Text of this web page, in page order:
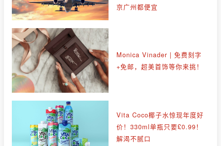
京广州都便宜
Monica Vinader | 免费刻字
+免邮，超美首饰等你来挑！
Vita Coco椰子水惊现年度好
价！330ml单瓶只要£0.99！
解渴不腻口